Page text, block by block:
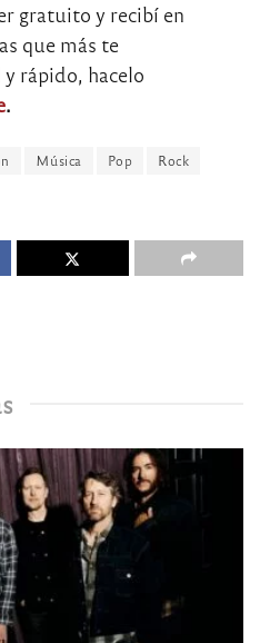
gratuito y recibí en
que más te
rápido, hacelo
.
Música Pop Rock